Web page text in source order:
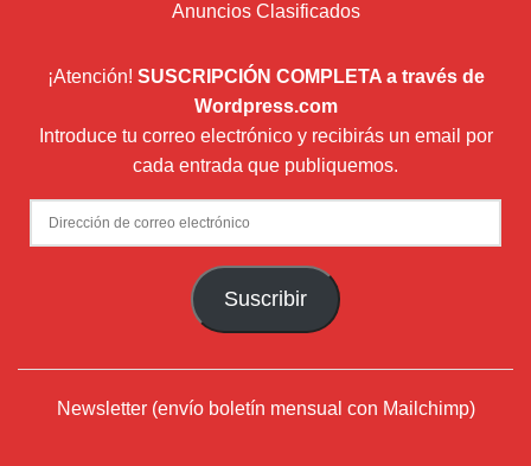
Anuncios Clasificados
¡Atención! SUSCRIPCIÓN COMPLETA a través de
Wordpress.com
Introduce tu correo electrónico y recibirás un email por
cada entrada que publiquemos.
Dirección
de
Suscribir
Newsletter (envío boletín mensual con Mailchimp)